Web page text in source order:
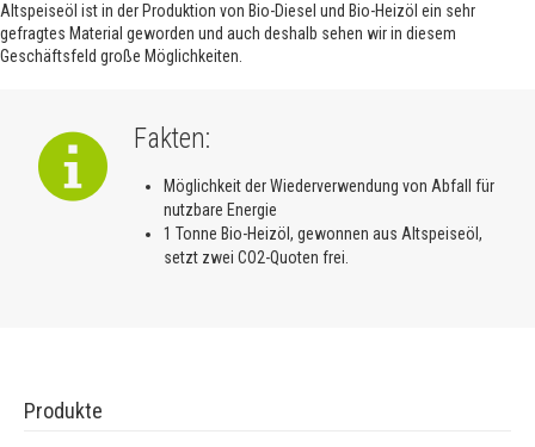
Altspeiseöl ist in der Produktion von Bio-Diesel und Bio-Heizöl ein sehr
gefragtes Material geworden und auch deshalb sehen wir in diesem
Geschäftsfeld große Möglichkeiten.
Fakten:
Möglichkeit der Wiederverwendung von Abfall für
nutzbare Energie
1 Tonne Bio-Heizöl, gewonnen aus Altspeiseöl,
setzt zwei CO2-Quoten frei.
Produkte